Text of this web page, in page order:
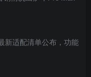
新适配清单公布，功能